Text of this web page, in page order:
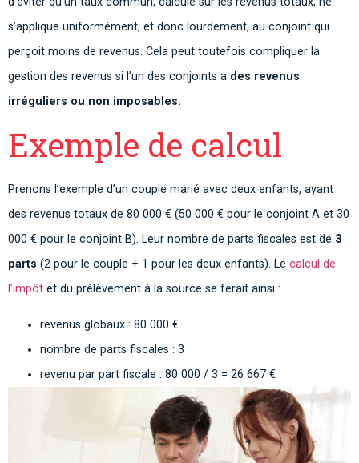
s’applique uniformément, et donc lourdement, au conjoint qui
perçoit moins de revenus. Cela peut toutefois compliquer la
gestion des revenus si l’un des conjoints a des revenus
irréguliers ou non imposables.
Exemple de calcul
Prenons l’exemple d’un couple marié avec deux enfants, ayant
des revenus totaux de 80 000 € (50 000 € pour le conjoint A et 30
000 € pour le conjoint B). Leur nombre de parts fiscales est de 3
parts (2 pour le couple + 1 pour les deux enfants). Le calcul de
l’impôt et du prélèvement à la source se ferait ainsi :
revenus globaux : 80 000 €
nombre de parts fiscales : 3
revenu par part fiscale : 80 000 / 3 = 26 667 €